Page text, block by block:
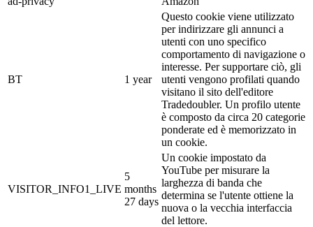
BT 1 year
Questo cookie viene utilizzato
per indirizzare gli annunci a
utenti con uno specifico
comportamento di navigazione o
interesse. Per supportare ciò, gli
utenti vengono profilati quando
visitano il sito dell'editore
Tradedoubler. Un profilo utente
è composto da circa 20 categorie
ponderate ed è memorizzato in
un cookie.
VISITOR_INFO1_LIVE
5
months
27 days
Un cookie impostato da
YouTube per misurare la
larghezza di banda che
determina se l'utente ottiene la
nuova o la vecchia interfaccia
del lettore.